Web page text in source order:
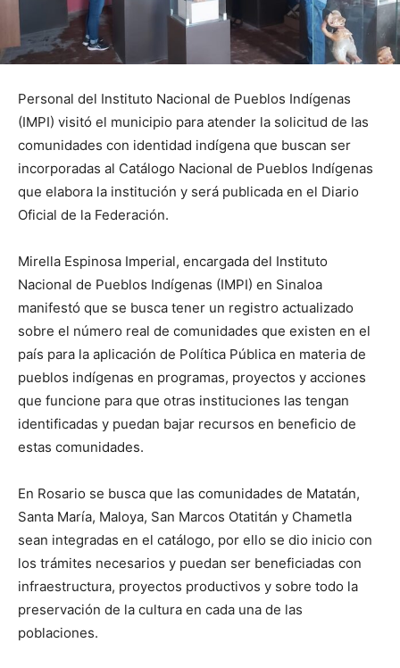
Personal del Instituto Nacional de Pueblos Indígenas
(IMPI) visitó el municipio para atender la solicitud de las
comunidades con identidad indígena que buscan ser
incorporadas al Catálogo Nacional de Pueblos Indígenas
que elabora la institución y será publicada en el Diario
Oficial de la Federación.
Mirella Espinosa Imperial, encargada del Instituto
Nacional de Pueblos Indígenas (IMPI) en Sinaloa
manifestó que se busca tener un registro actualizado
sobre el número real de comunidades que existen en el
país para la aplicación de Política Pública en materia de
pueblos indígenas en programas, proyectos y acciones
que funcione para que otras instituciones las tengan
identificadas y puedan bajar recursos en beneficio de
estas comunidades.
En Rosario se busca que las comunidades de Matatán,
Santa María, Maloya, San Marcos Otatitán y Chametla
sean integradas en el catálogo, por ello se dio inicio con
los trámites necesarios y puedan ser beneficiadas con
infraestructura, proyectos productivos y sobre todo la
preservación de la cultura en cada una de las
poblaciones.